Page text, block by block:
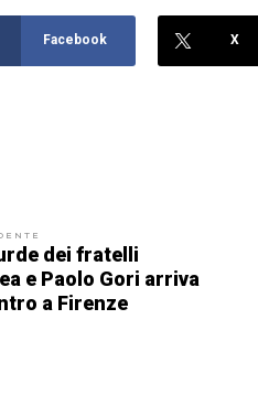
Facebook X
dei fratelli
e Paolo Gori arriva
a Firenze